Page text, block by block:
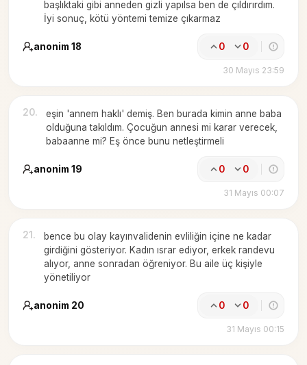
başlıktaki gibi anneden gizli yapılsa ben de çıldırırdım.
İyi sonuç, kötü yöntemi temize çıkarmaz
anonim 18 0 0
30 Mayıs 23:59
20.
eşin 'annem haklı' demiş. Ben burada kimin anne baba
olduğuna takıldım. Çocuğun annesi mi karar verecek,
babaanne mi? Eş önce bunu netleştirmeli
anonim 19 0 0
31 Mayıs 00:07
21 .
bence bu olay kayınvalidenin evliliğin içine ne kadar
girdiğini gösteriyor. Kadın ısrar ediyor, erkek randevu
alıyor, anne sonradan öğreniyor. Bu aile üç kişiyle
yönetiliyor
anonim 20 0 0
31 Mayıs 00:15